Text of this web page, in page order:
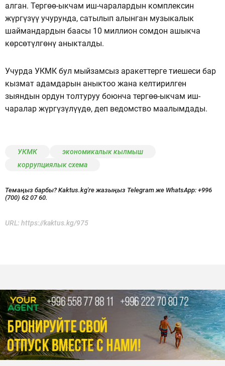
алган. Тергөө-ыкчам иш-чаралардын комплексин
жүргүзүү учурунда, сатылып алынган музыкалык
шаймандардын баасы 10 миллион сомдон ашыкча
көрсөтүлгөнү аныкталды.
Учурда УКМК бул мыйзамсыз аракеттерге тиешеси бар
кызмат адамдарын аныктоо жана келтирилген
зыяндын ордун толтуруу боюнча тергөө-ыкчам иш-
чаралар жүргүзүлүүдө, деп ведомство маалымдады.
УКМК
экономикалык кылмыш
коррупциялык схема
Темаңыз барбы? Kaktus.kg'ге жазыңыз Telegram же WhatsApp: +996
(700) 62 07 60.
URL: https://kaktus.kg/975